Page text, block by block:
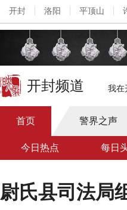
开封 洛阳 平顶山
开封频道 我在
首页 警界之声
今日热点 每日
尉氏县司法局